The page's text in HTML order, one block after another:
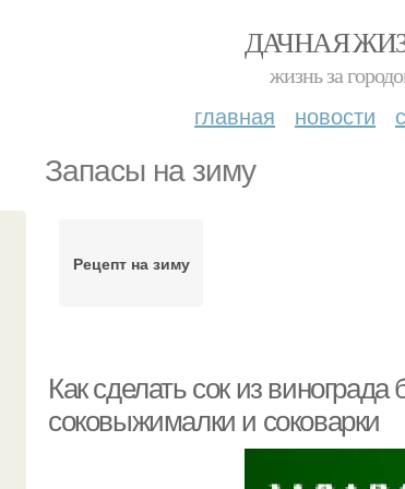
ДАЧНАЯ
жизнь за
главная новости
Запасы на зиму
Рецепт на зиму
Как сделать сок из
соковыжималки и соковарки